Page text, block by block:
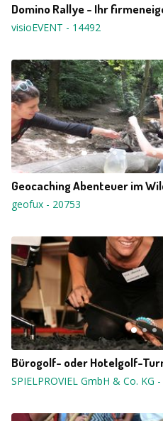
Domino Rallye - Ihr
visioEVENT - 14492
Geocaching Abenteuer im
geofux - 20753
Bürogolf- oder Hotelgolf-
SPIELPROVIEL GmbH & Co. KG -